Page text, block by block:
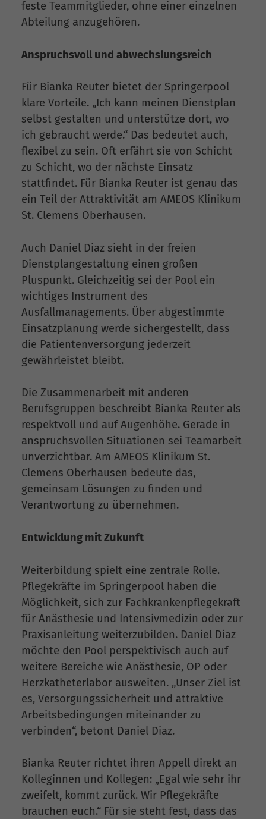
feste Teammitglieder, ohne einer einzelnen
Abteilung anzugehören.
Anspruchsvoll und abwechslungsreich
Für Bianka Reuter bietet der Springerpool
klare Vorteile. „Ich kann meinen Dienstplan
selbst gestalten und unterstütze dort, wo
ich gebraucht werde.“ Das bedeutet auch,
flexibel zu sein. Oft erfährt sie von Schicht
zu Schicht, wo der nächste Einsatz
stattfindet. Für Bianka Reuter ist genau das
ein Teil der Attraktivität am AMEOS Klinikum
St. Clemens Oberhausen.
Auch Daniel Diaz sieht in der freien
Dienstplangestaltung einen großen
Pluspunkt. Gleichzeitig sei der Pool ein
wichtiges Instrument des
Ausfallmanagements. Über abgestimmte
Einsatzplanung werde sichergestellt, dass
die Patientenversorgung jederzeit
gewährleistet bleibt.
Die Zusammenarbeit mit anderen
Berufsgruppen beschreibt Bianka Reuter als
respektvoll und auf Augenhöhe. Gerade in
anspruchsvollen Situationen sei Teamarbeit
unverzichtbar. Am AMEOS Klinikum St.
Clemens Oberhausen bedeute das,
gemeinsam Lösungen zu finden und
Verantwortung zu übernehmen.
Entwicklung mit Zukunft
Weiterbildung spielt eine zentrale Rolle.
Pflegekräfte im Springerpool haben die
Möglichkeit, sich zur Fachkrankenpflegekraft
für Anästhesie und Intensivmedizin oder zur
Praxisanleitung weiterzubilden. Daniel Diaz
möchte den Pool perspektivisch auch auf
weitere Bereiche wie Anästhesie, OP oder
Herzkatheterlabor ausweiten. „Unser Ziel ist
es, Versorgungssicherheit und attraktive
Arbeitsbedingungen miteinander zu
verbinden“, betont Daniel Diaz.
Bianka Reuter richtet ihren Appell direkt an
Kolleginnen und Kollegen: „Egal wie sehr ihr
zweifelt, kommt zurück. Wir Pflegekräfte
brauchen euch.“ Für sie steht fest, dass das